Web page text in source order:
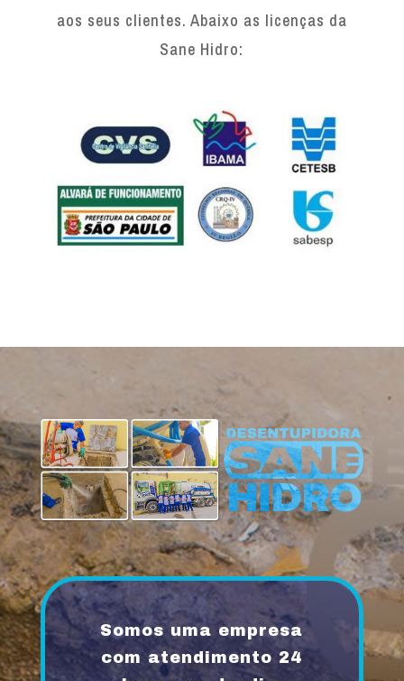
aos seus clientes. Abaixo as licenças da
Sane Hidro:
Somos uma empresa
com atendimento 24